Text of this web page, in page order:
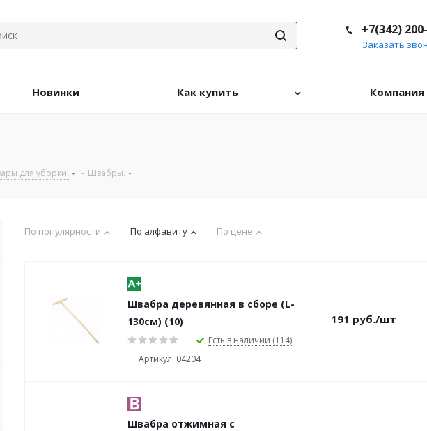
+7(342)
Заказать
Новинки Как купить Компания
для уборки. - Швабры.
По популярности По алфавиту По цене
Швабра деревянная в сборе (L-
130см) (10)
Есть в наличии (114)
Артикул: 04204
191 руб./шт
Швабра отжимная с